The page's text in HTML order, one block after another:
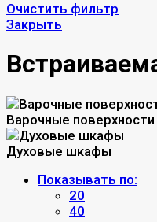
Очистить фильтр
Закрыть
Варочные поверхности
Духовые шкафы
Показывать по:
20
40